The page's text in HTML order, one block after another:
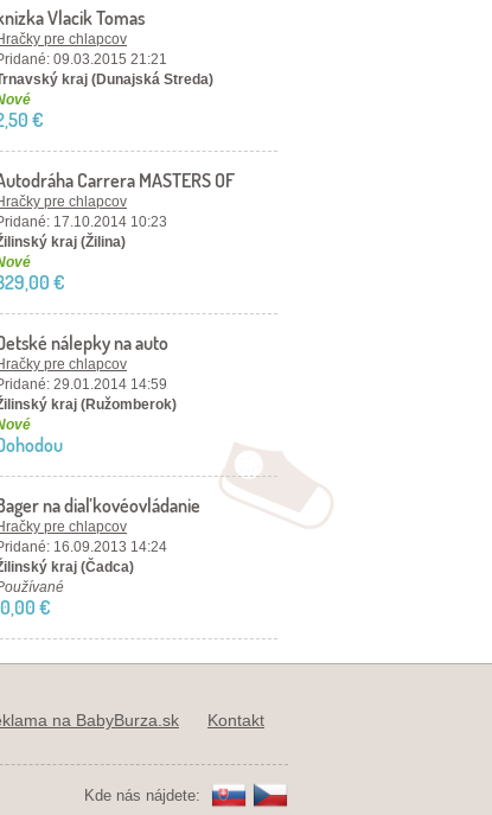
Vlacik Tomas
pre chlapcov
09.03.2015 21:21
kraj (Dunajská Streda)
€
Carrera MASTERS OF
pre chlapcov
17.10.2014 10:23
kraj (Žilina)
€
nálepky na auto
pre chlapcov
29.01.2014 14:59
kraj (Ružomberok)
na diaľkovéovládanie
pre chlapcov
16.09.2013 14:24
kraj (Čadca)
€
na BabyBurza.sk Kontakt
Kde nás nájdete: